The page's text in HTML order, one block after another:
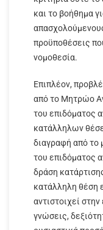
και το βοήθημα
προϋποθέσεις
νομοθεσία.
Επιπλέον,
από το Μητρώο
του επιδόματος
κατάλληλων
διαγραφή από το
του επιδόματος
δράση
κατάλληλη θέση
αντιστοιχεί
γνώσεις,